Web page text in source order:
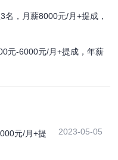
名，月薪8000元/月+提成，
元-6000元/月+提成，年薪
元/月+提
2023-05-05